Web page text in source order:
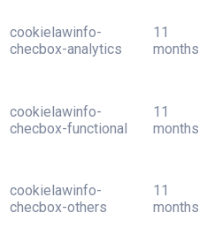
cookielawinfo-
checbox-analytics
11
months
cookielawinfo-
checbox-functional
11
months
cookielawinfo-
checbox-others
11
months